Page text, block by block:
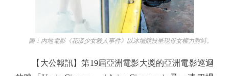
圖：內地電影《花漾少女殺人事件》以冰場競技呈現母女權力對峙。
【大公報訊】第19屆亞洲電影大獎的亞洲電影巡迴